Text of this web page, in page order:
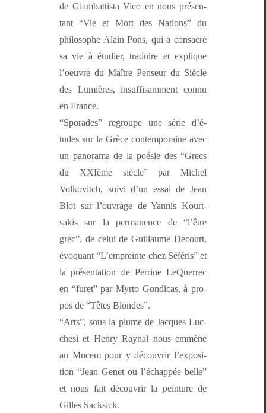
de Giambat­tista Vico en nous présen­
tant “Vie et Mort des Nations” du
philosophe Alain Pons, qui a con­sacré
sa vie à étudi­er, traduire et explique
l’oeu­vre du Maître Penseur du Siè­cle
des Lumières, insuff­isam­ment con­nu
en France.
“Spo­rades” regroupe une série d’é­
tudes sur la Grèce con­tem­po­raine avec
un panora­ma de la poésie des “Grecs
du XXIème siè­cle” par Michel
Volkovitch, suivi d’un essai de Jean
Blot sur l’ou­vrage de Yan­nis Kourt­
sakis sur la per­ma­nence de “l’être
grec”, de celui de Guil­laume Decourt,
évo­quant “L’empreinte chez Séféris” et
la présen­ta­tion de Per­rine LeQuer­rec
en “furet” par Myr­to Gondi­cas, à pro­
pos de “Têtes Blondes”.
“Arts”, sous la plume de Jacques Luc­
ch­esi et Hen­ry Ray­nal nous emmène
au Mucem pour y décou­vrir l’ex­po­si­
tion “Jean Genet ou l’échap­pée belle”
et nous fait décou­vrir la pein­ture de
Gilles Sacksick.